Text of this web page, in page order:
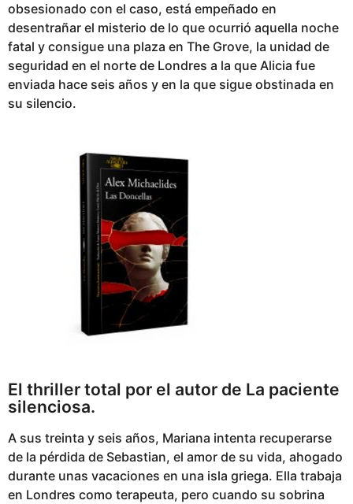
obsesionado con el caso, está empeñado en
desentrañar el misterio de lo que ocurrió aquella noche
fatal y consigue una plaza en The Grove, la unidad de
seguridad en el norte de Londres a la que Alicia fue
enviada hace seis años y en la que sigue obstinada en
su silencio.
El thriller total por el autor de La paciente
silenciosa.
A sus treinta y seis años, Mariana intenta recuperarse
de la pérdida de Sebastian, el amor de su vida, ahogado
durante unas vacaciones en una isla griega. Ella trabaja
en Londres como terapeuta, pero cuando su sobrina